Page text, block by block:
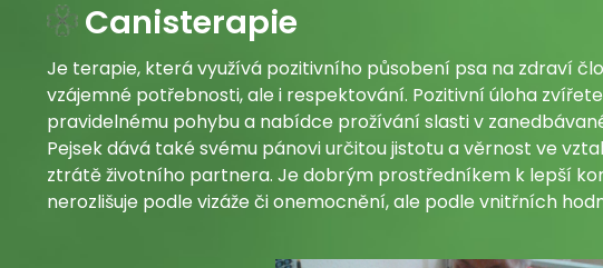
Je terapie, která využívá pozitivního působení psa na zdraví
vzájemné potřebnosti, ale i respektování. Pozitivní úloha
pravidelnému pohybu a nabídce prožívání slasti v
Pejsek dává také svému pánovi určitou jistotu a věrnost ve
ztrátě životního partnera. Je dobrým prostředníkem k lepší
nerozlišuje podle vizáže či onemocnění, ale podle vnitřních